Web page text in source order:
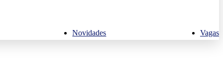
Novidades Vagas